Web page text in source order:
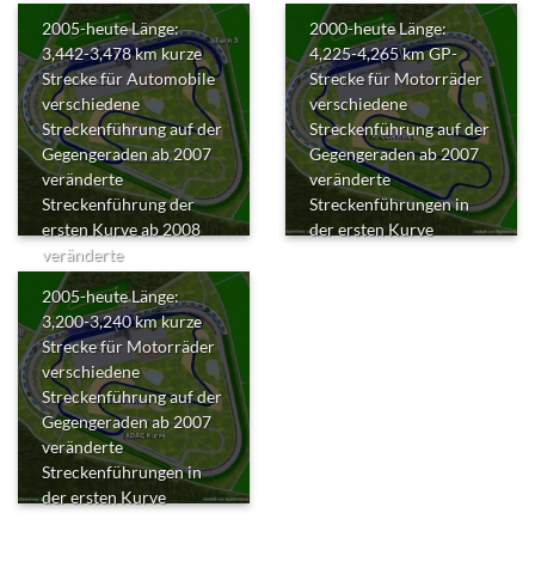
veränderte
Boxeneinfahrt
2005-heute Länge:
3,442-3,478 km kurze
Strecke für Automobile
verschiedene
Streckenführung auf der
Gegengeraden ab 2007
veränderte
Streckenführung der
ersten Kurve ab 2008
veränderte
Boxeneinfahrt
2000-heute Länge:
4,225-4,265 km GP-
Strecke für Motorräder
verschiedene
Streckenführung auf der
Gegengeraden ab 2007
veränderte
Streckenführungen in
der ersten Kurve
2005-heute Länge:
3,200-3,240 km kurze
Strecke für Motorräder
verschiedene
Streckenführung auf der
Gegengeraden ab 2007
veränderte
Streckenführungen in
der ersten Kurve